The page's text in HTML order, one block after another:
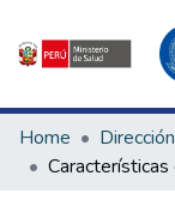
Communities &
All of DSpace
Home